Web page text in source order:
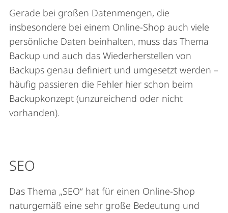
Gerade bei großen Datenmengen, die
insbesondere bei einem Online-Shop auch viele
persönliche Daten beinhalten, muss das Thema
Backup und auch das Wiederherstellen von
Backups genau definiert und umgesetzt werden –
häufig passieren die Fehler hier schon beim
Backupkonzept (unzureichend oder nicht
vorhanden).
SEO
Das Thema „SEO“ hat für einen Online-Shop
naturgemäß eine sehr große Bedeutung und